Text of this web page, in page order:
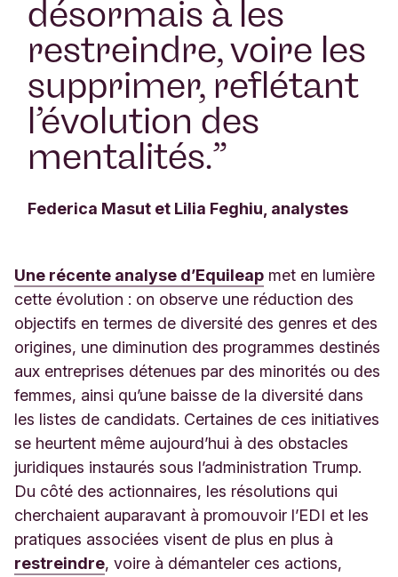
désormais à les
restreindre, voire les
supprimer, reflétant
l’évolution des
mentalités.”
Federica Masut et Lilia Feghiu, analystes
Une récente analyse d’Equileap met en lumière
cette évolution : on observe une réduction des
objectifs en termes de diversité des genres et des
origines, une diminution des programmes destinés
aux entreprises détenues par des minorités ou des
femmes, ainsi qu’une baisse de la diversité dans
les listes de candidats. Certaines de ces initiatives
se heurtent même aujourd’hui à des obstacles
juridiques instaurés sous l’administration Trump.
Du côté des actionnaires, les résolutions qui
cherchaient auparavant à promouvoir l’EDI et les
pratiques associées visent de plus en plus à
restreindre, voire à démanteler ces actions,